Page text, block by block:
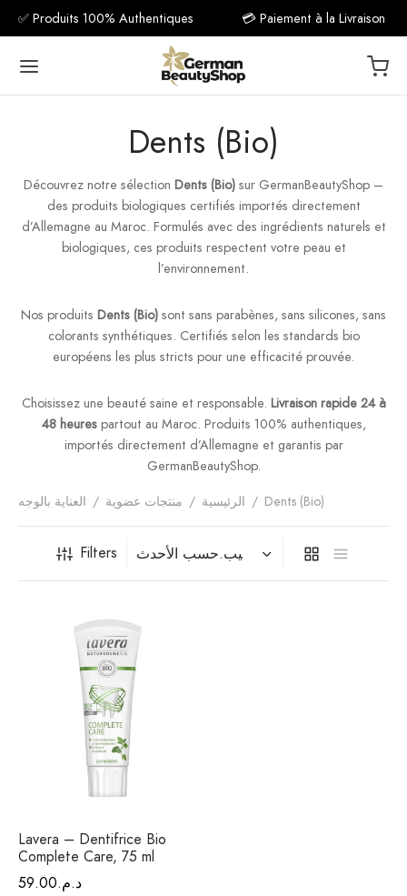
✅ Produits 100% Authentiques 💳 Paiement à la Livraison
Dents (Bio)
Découvrez notre sélection Dents (Bio) sur GermanBeautyShop –
des produits biologiques certifiés importés directement
d’Allemagne au Maroc. Formulés avec des ingrédients naturels et
biologiques, ces produits respectent votre peau et
l’environnement.
Nos produits Dents (Bio) sont sans parabènes, sans silicones, sans
colorants synthétiques. Certifiés selon les standards bio
européens les plus stricts pour une efficacité prouvée.
Choisissez une beauté saine et responsable. Livraison rapide 24 à
48 heurespartout au Maroc. Produits 100% authentiques,
importés directement d’Allemagne et garantis par
GermanBeautyShop.
الرئيسية / منتجات عضوية / العناية بالوجه / Dents (Bio)
Filters
Lavera – Dentifrice Bio
Complete Care, 75 ml
د.م.59.00
Back
مكمل
فيتامينات